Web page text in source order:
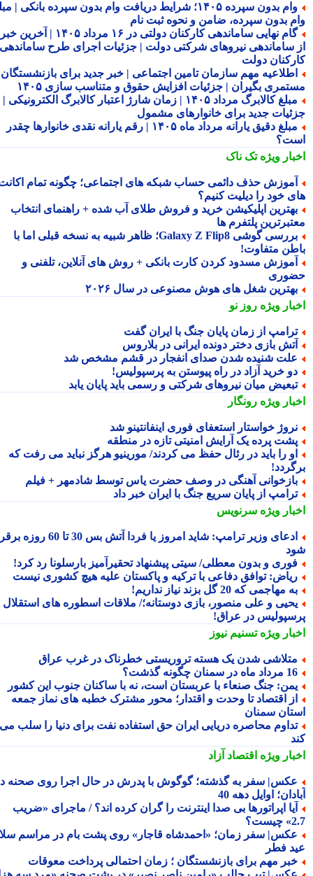
وام بدون سپرده ۱۴۰۵؛ شرایط دریافت وام بدون سپرده بانکی | مبلغ
بدون سپرده، ضامن و نحوه ثبت نام
گام نهایی ساماندهی کارکنان دولتی در ۱۶ مرداد ۱۴۰۵ | آخرین خبر
ساماندهی نیروهای شرکتی دولت | جزئیات اجرای طرح ساماندهی
دولت
مهم سازمان تامین اجتماعی | خبر جدید برای بازنشستگان و
بگیران | جزئیات افزایش حقوق و متناسب سازی ۱۴۰۵
مبلغ کالابرگ مرداد ۱۴۰۵ | زمان شارژ اعتبار کالابرگ الکترونیکی |
جدید برای خانوارهای مشمول
مبلغ دقیق یارانه مرداد ماه ۱۴۰۵ | رقم یارانه نقدی خانوارها چقدر
ویژهتک ناک
حذف دائمی حساب شبکه های اجتماعی؛ چگونه تمام اکانت
خود را دیلیت کنیم؟
اپلیکیشن خرید و فروش طلای آب شده + راهنمای انتخاب
پلتفرم ها
بررسی گوشی Galaxy Z Flip8؛ ظاهر شبیه به نسخه قبلی اما با
متفاوت!
مسدود کردن کارت بانکی + روش های آنلاین، تلفنی و
شغل های هوش مصنوعی در سال ۲۰۲۶
ویژهروز نو
از زمان پایان جنگ با ایران گفت
بازی دختر دونده ایرانی در بلاروس
شنیده شدن صدای انفجار در قشم مشخص شد
خرید آزاد در راه پیوستن به پرسپولیس!
میان نیروهای شرکتی و رسمی باید پایان یابد
ویژهرونگار
خواستار استعفای فوری اینفانتینو شد
پرده یک آرایش امنیتی تازه در منطقه
را باید در رئال حفظ می کردند/ مورینیو هرگز نباید می رفت که
آهنگی در وصف حضرت یاس توسط شادمهر + فیلم
از پایان سریع جنگ با ایران خبر داد
ویژهسرنویس
ادعای وزیر ترامپ: شاید امروز یا فردا آتش بس 30 تا 60 روزه برقرار
و بدون معطلی/ سیتی پیشنهاد تحقیرآمیز بارسلونا رد کرد!
توافق دفاعی با ترکیه و پاکستان علیه هیچ کشوری نیست
مهاجمی که 20 گل بزند نیاز نداریم!
و علی منصور، بازی دوستانه؛/ ملاقات اسطوره های استقلال و
در عراق!
ویژهتسنیم نیوز
شدن یک هسته تروریستی خطرناک در غرب عراق
در سمنان چگونه گذشت؟
جنگ صنعاء با عربستان است، نه با ساکنان جنوب این کشور
اقتصاد تا وحدت و اقتدار؛ محور مشترک خطبه های نماز جمعه
سمنان
محاصره دریایی ایران حق استفاده نفت برای دنیا را سلب می
ویژهاقتصاد آزاد
سفر به گذشته؛ گوگوش با پدرش در حال اجرا روی صحنه در
اوایل دهه 40
اپراتورها بی صدا اینترنت را گران کرده اند؟ / ماجرای «ضریب
سفر زمان؛ «احمدشاه قاجار» روی پشت بام در مراسم سلام
فطر
مهم برای بازنشستگان ؛ زمان احتمالی پرداخت معوقات